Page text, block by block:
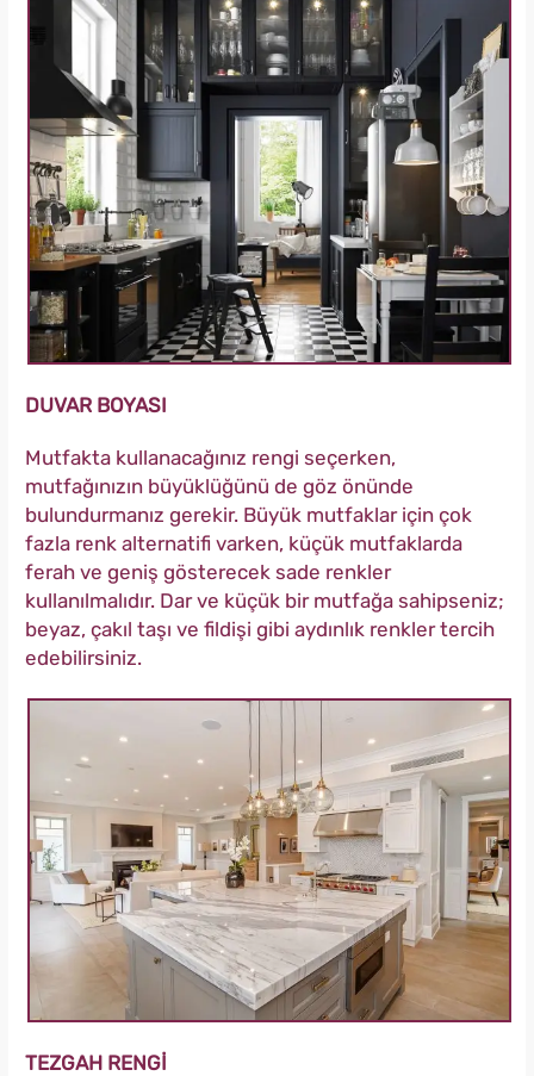
DUVAR BOYASI
Mutfakta kullanacağınız rengi seçerken,
mutfağınızın büyüklüğünü de göz önünde
bulundurmanız gerekir. Büyük mutfaklar için çok
fazla renk alternatifi varken, küçük mutfaklarda
ferah ve geniş gösterecek sade renkler
kullanılmalıdır. Dar ve küçük bir mutfağa sahipseniz;
beyaz, çakıl taşı ve fildişi gibi aydınlık renkler tercih
edebilirsiniz.
TEZGAH RENGİ